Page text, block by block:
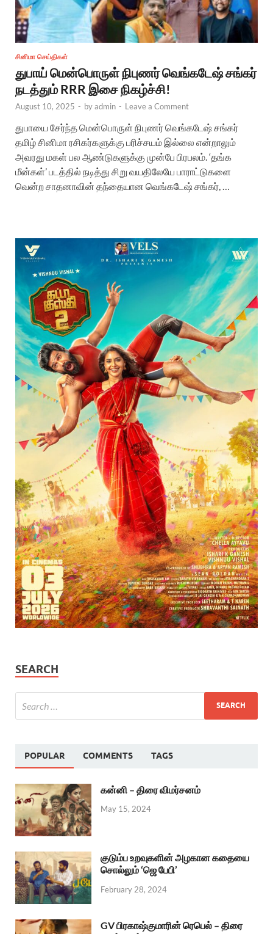
சினிமா செய்திகள்
துபாய் மென்பொருள் நிபுணர் வெங்கடேஷ் சங்கர்
நடத்தும் RRR இசை நிகழ்ச்சி!
August 10, 2025 - byadmin - Leave a Comment
துபாயை சேர்ந்த மென்பொருள் நிபுணர் வெங்கடேஷ் சங்கர்
தமிழ் சினிமா ரசிகர்களுக்கு பரிச்சயம் இல்லை என்றாலும்
அவரது மகள் பல ஆண்டுகளுக்கு முன்பே பிரபலம். ‘தங்க
மீன்கள்’ படத்தில் நடித்து சிறு வயதிலேயே பாராட்டுகளை
வென்ற சாதனாவின் தந்தையான வெங்கடேஷ் சங்கர், …
SEARCH
POPULAR COMMENTS TAGS
கன்னி – திரை விமர்சனம்
May 15, 2024
குடும்ப உறவுகளின் அழகான கதையை
சொல்லும் ‘ஜெ பேபி’
February 28, 2024
GV பிரகாஷ்குமாரின் ரெபெல் – திரை